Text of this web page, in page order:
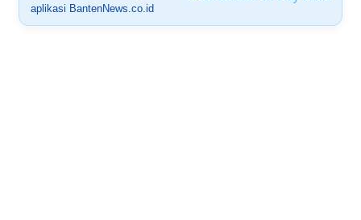
aplikasi BantenNews.co.id